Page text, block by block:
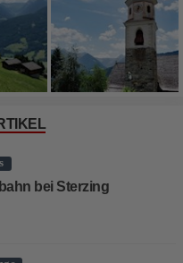
bei Sterzing